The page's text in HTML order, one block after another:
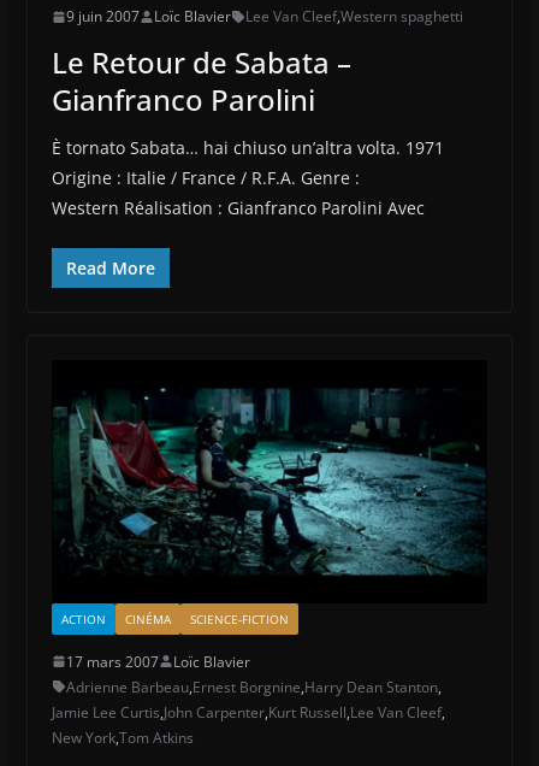
9 juin 2007 Loïc Blavier Lee Van Cleef,Western spaghetti
Le Retour de Sabata –
Gianfranco Parolini
È tornato Sabata… hai chiuso un’altra volta. 1971
Origine : Italie / France / R.F.A. Genre :
Western Réalisation : Gianfranco Parolini Avec
Read More
ACTION CINÉMA SCIENCE-FICTION
17 mars 2007
Loïc Blavier
Adrienne Barbeau,Ernest Borgnine,Harry Dean Stanton,
Jamie Lee Curtis,John Carpenter,Kurt Russell,Lee Van Cleef,
New York,Tom Atkins